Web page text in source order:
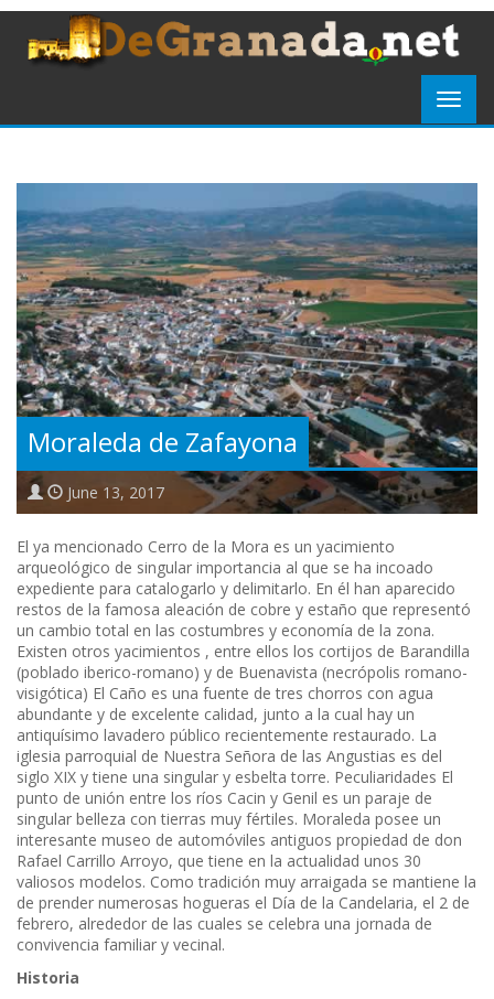
Moraleda de Zafayona
June 13, 2017
El ya mencionado Cerro de la Mora es un yacimiento
arqueológico de singular importancia al que se ha incoado
expediente para catalogarlo y delimitarlo. En él han aparecido
restos de la famosa aleación de cobre y estaño que representó
un cambio total en las costumbres y economía de la zona.
Existen otros yacimientos , entre ellos los cortijos de Barandilla
(poblado iberico-romano) y de Buenavista (necrópolis romano-
visigótica) El Caño es una fuente de tres chorros con agua
abundante y de excelente calidad, junto a la cual hay un
antiquísimo lavadero público recientemente restaurado. La
iglesia parroquial de Nuestra Señora de las Angustias es del
siglo XIX y tiene una singular y esbelta torre. Peculiaridades El
punto de unión entre los ríos Cacin y Genil es un paraje de
singular belleza con tierras muy fértiles. Moraleda posee un
interesante museo de automóviles antiguos propiedad de don
Rafael Carrillo Arroyo, que tiene en la actualidad unos 30
valiosos modelos. Como tradición muy arraigada se mantiene la
de prender numerosas hogueras el Día de la Candelaria, el 2 de
febrero, alrededor de las cuales se celebra una jornada de
convivencia familiar y vecinal.
Historia